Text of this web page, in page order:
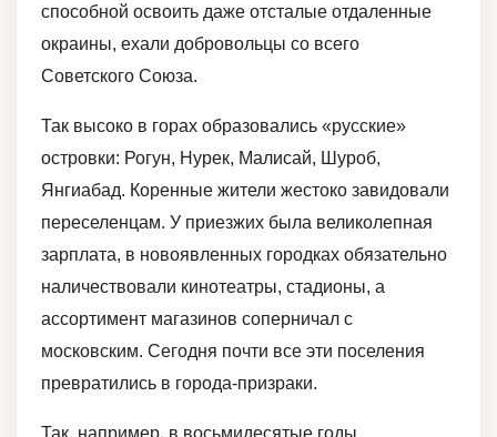
способной освоить даже отсталые отдаленные
окраины, ехали добровольцы со всего
Советского Союза.
Так высоко в горах образовались «русские»
островки: Рогун, Нурек, Малисай, Шуроб,
Янгиабад. Коренные жители жестоко завидовали
переселенцам. У приезжих была великолепная
зарплата, в новоявленных городках обязательно
наличествовали кинотеатры, стадионы, а
ассортимент магазинов соперничал с
московским. Сегодня почти все эти поселения
превратились в города-призраки.
Так, например, в восьмидесятые годы